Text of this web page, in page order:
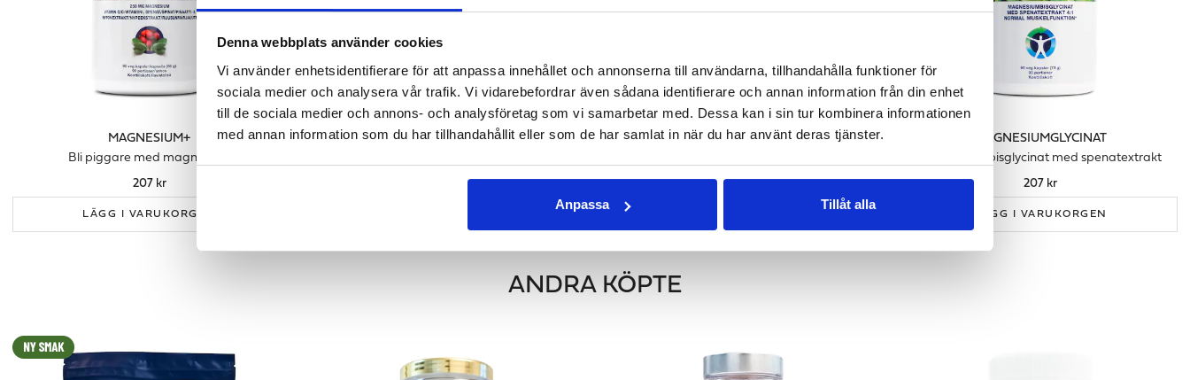
Denna webbplats använder cookies
Vi använder enhetsidentifierare för att anpassa innehållet och annonserna till användarna, tillhandahålla funktioner för
sociala medier och analysera vår trafik. Vi vidarebefordrar även sådana identifierare och annan information från din enhet
till de sociala medier och annons- och analysföretag som vi samarbetar med. Dessa kan i sin tur kombinera informationen
med annan information som du har tillhandahållit eller som de har samlat in när du har använt deras tjänster.
Anpassa Tillåt alla
MAGNESIUM+
Bli piggare med magnesium
207 kr
LÄGG I VARUKORGEN
MAGNESIUMPULVER 200 G - CITRON
MAGNESIUMTAURAT
226 kr
MAGNESIUMGLYCINAT
Magnesiumbisglycinat med spenatextrakt
207 kr
LÄGG I VARUKORGEN
ANDRA KÖPTE